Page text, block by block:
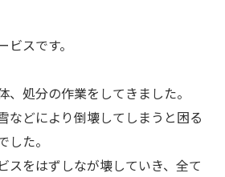
スです。
、処分の作業をしてきました。
などにより倒壊してしまうと困る
した。
スをはずしなが壊していき、全て